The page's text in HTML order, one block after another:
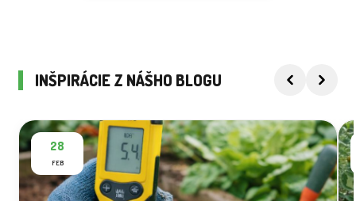
INŠPIRÁCIE Z NÁŠHO BLOGU
28
FEB